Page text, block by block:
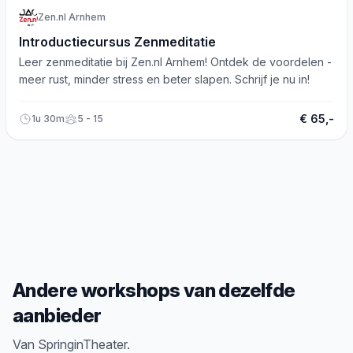
Zen.nl Arnhem
Introductiecursus Zenmeditatie
Leer zenmeditatie bij Zen.nl Arnhem! Ontdek de voordelen -
meer rust, minder stress en beter slapen. Schrijf je nu in!
1u 30m 5 - 15 € 65,-
Andere workshops van dezelfde
aanbieder
Van SpringinTheater.